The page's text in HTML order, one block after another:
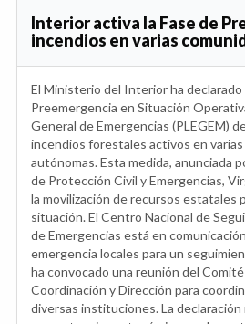
Interior activa la Fase de
incendios en varias
El Ministerio del Interior ha declarado
Preemergencia en Situación
General de Emergencias (PLEGEM)
incendios forestales activos en
autónomas. Esta medida, anunciada
de Protección Civil y Emergencias,
la movilización de recursos estatales
situación. El Centro Nacional de
de Emergencias está en
emergencia locales para un
ha convocado una reunión del
Coordinación y Dirección para
diversas instituciones. La declaración